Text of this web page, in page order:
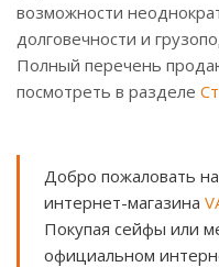
возможности
долговечности и
Полный перечень
посмотреть в разделе
Добро пожаловать
интернет-магазина
Покупая сейфы или
официальном